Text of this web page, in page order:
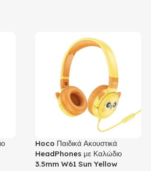
Hoco Παιδικά Ακουστικά
HeadPhones με Καλώδιο
3.5mm W61 Sun Yellow